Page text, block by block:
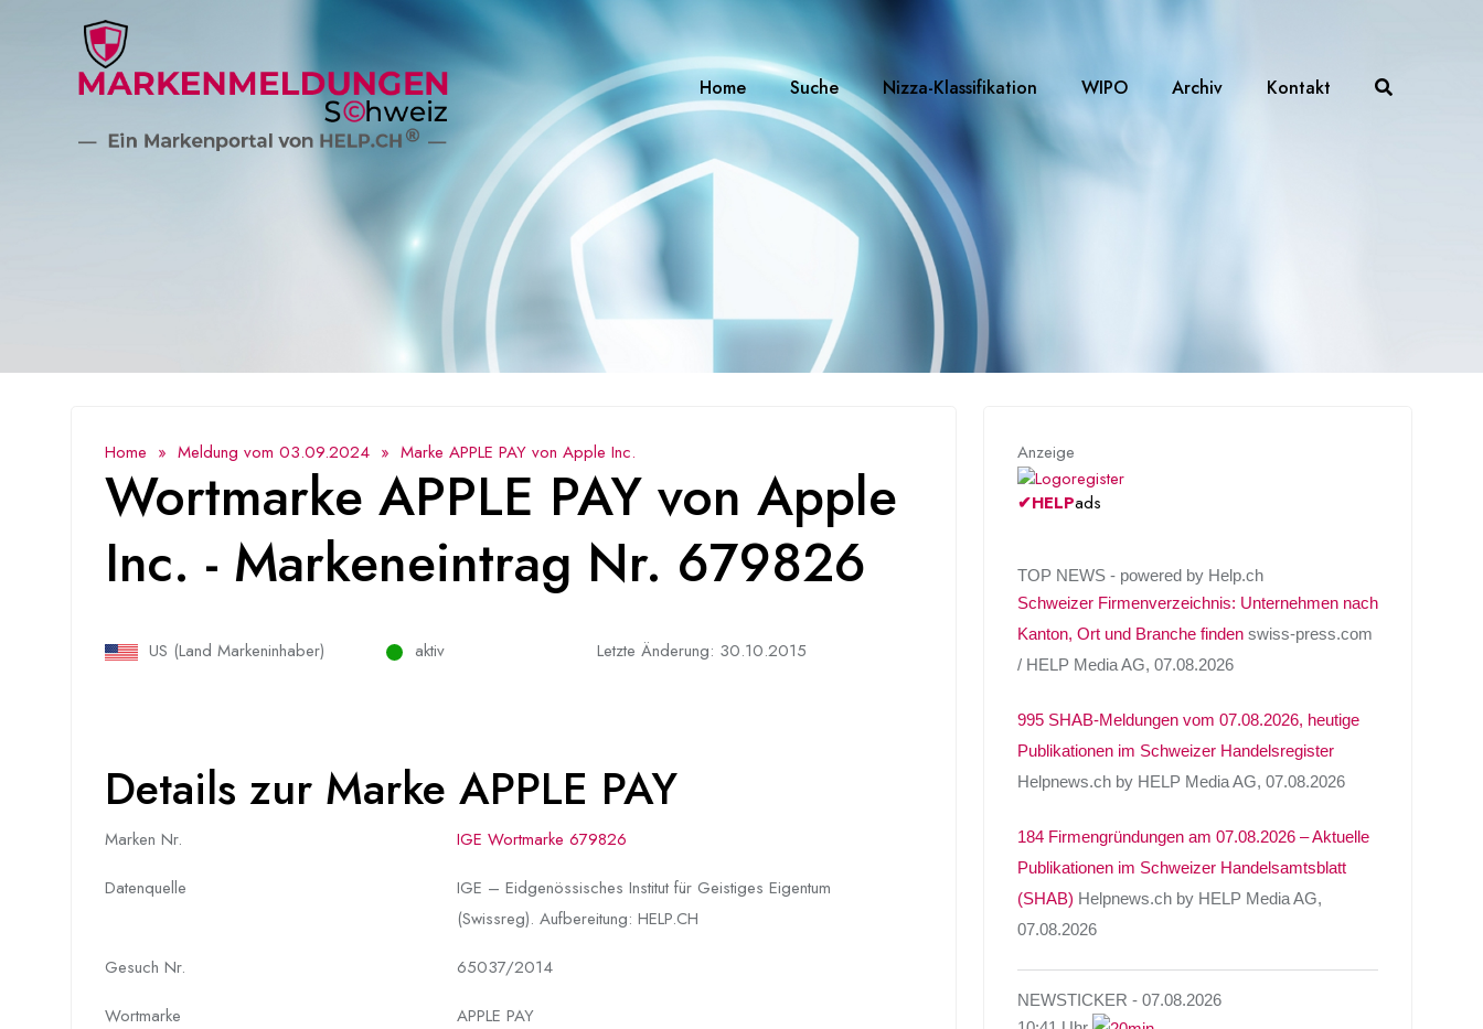
Home Suche Nizza-Klassifikation WIPO Archiv Kontakt
Home » Meldung vom 03.09.2024 » Marke APPLE PAY von Apple Inc.
Wortmarke APPLE PAY von Apple
Inc. - Markeneintrag Nr. 679826
US (Land Markeninhaber) aktiv Letzte Änderung: 30.10.2015
Details zur Marke APPLE PAY
Marken Nr.
IGE Wortmarke 679826
Datenquelle
IGE – Eidgenössisches Institut für Geistiges Eigentum
(Swissreg). Aufbereitung: HELP.CH
Gesuch Nr.
65037/2014
Wortmarke
APPLE PAY
Anzeige
✔HELPads